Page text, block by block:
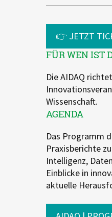
👉 JETZT
FÜR WEN IST
Die AIDAQ
Wissenschaft.
AGENDA
Das Programm
Praxisberichte
Intelligenz,
Einblicke in
aktuelle